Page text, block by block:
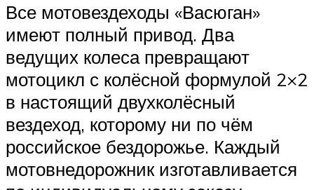
Все мотовездеходы «Васюган»
имеют полный привод. Два
ведущих колеса превращают
мотоцикл с колёсной формулой 2×2
в настоящий двухколёсный
вездеход, которому ни по чём
российское бездорожье. Каждый
мотовнедорожник изготавливается